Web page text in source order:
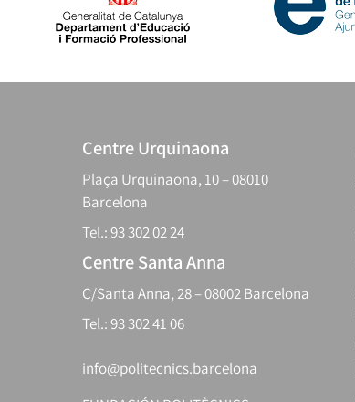
Centre Urquinaona
Plaça Urquinaona, 10 – 08010
Barcelona
Tel.: 93 302 02 24
Centre Santa Anna
C/Santa Anna, 28 – 08002 Barcelona
Tel.: 93 302 41 06
info@politecnics.barcelona